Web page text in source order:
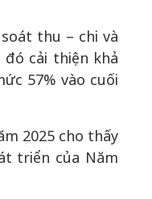
thu – chi và
cải thiện khả
57% vào cuối
2025 cho thấy
triển của Năm
quyết định